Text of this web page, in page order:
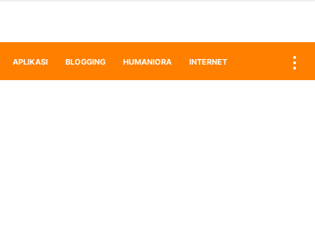
APLIKASI BLOGGING HUMANIORA INTERNET